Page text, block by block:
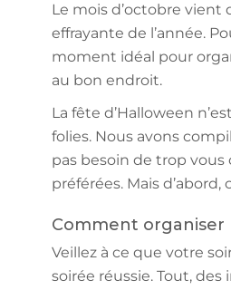
Le mois d’octobre
effrayante de l’année.
moment idéal pour
au bon endroit.
La fête d’Halloween
folies. Nous avons
pas besoin de trop vous
préférées. Mais
Comment organiser
Veillez à ce que votre
soirée réussie. Tout, des